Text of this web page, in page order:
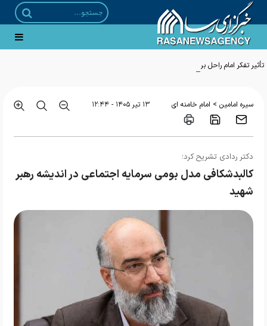
تأثیر تفکر امام راحل بر تحولات جهان
سیره امامین > امام خامنه ای ۱۳ تير ۱۴۰۵ - ۱۲:۴۴
دکتر ردادی تشریح کرد؛
کالبدشکافی مدل بومی سرمایه اجتماعی در اندیشه رهبر
شهید